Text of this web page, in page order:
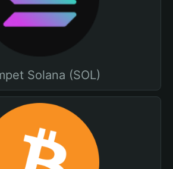
Solana (SOL)